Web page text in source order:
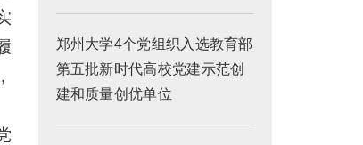
郑州大学4个党组织入选教育部
第五批新时代高校党建示范创
建和质量创优单位